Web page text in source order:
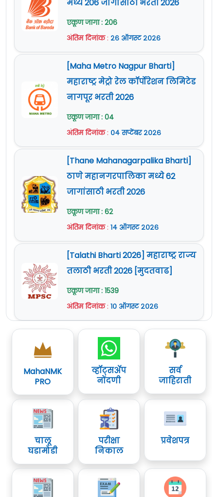
राहील.
अर्जासोबत आवश्यक कागदपत्रे जोडावी.
सविस्तर माहितीसाठी व अर्ज करण्यापूर्वी कृपया
जाहिरात काळजीपूर्वक वाचावी.
अधिक माहितीwww.buldhana.nic.inया वेबसाईट
वर दिलेली आहे.
मध्ये 206 जागांसाठी भरती 2026
एकूण जागा : 206
अंतिम दिनांक: २६ ऑगस्ट २०२६
[Maha Metro Nagpur Bharti]
महाराष्ट्र मेट्रो रेल कॉर्पोरेशन लिमिटेड
नागपूर भरती 2026
एकूण जागा : 04
अंतिम दिनांक: ०४ सप्टेंबर २०२६
[Thane Mahanagarpalika Bharti]
ठाणे महानगरपालिका मध्ये 62
जागांसाठी भरती 2026
एकूण जागा : 62
अंतिम दिनांक: १४ ऑगस्ट २०२६
[Talathi Bharti 2026] महाराष्ट्र राज्य
तलाठी भरती 2026 [मुदतवाढ]
एकूण जागा : 1539
अंतिम दिनांक: १० ऑगस्ट २०२६
MahaNMK
PRO
व्हॉट्सॲप
नोंदणी
सर्व
जाहिराती
चालू
घडामोडी
परीक्षा
निकाल
प्रवेशपत्र